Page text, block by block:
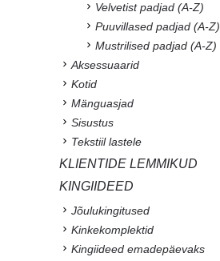
Velvetist padjad (A-Z)
Puuvillased padjad (A-Z)
Mustrilised padjad (A-Z)
Aksessuaarid
Kotid
Mänguasjad
Sisustus
Tekstiil lastele
KLIENTIDE LEMMIKUD
KINGIIDEED
Jõulukingitused
Kinkekomplektid
Kingiideed emadepäevaks